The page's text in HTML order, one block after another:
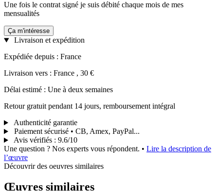
Une fois le contrat signé je suis débité chaque mois de mes
mensualités
Ça m'intéresse
Livraison et expédition
Expédiée depuis : France
Livraison vers : France , 30 €
Délai estimé : Une à deux semaines
Retour gratuit pendant 14 jours, remboursement intégral
Authenticité garantie
Paiement sécurisé • CB, Amex, PayPal...
Avis vérifiés : 9.6/10
Une question ? Nos experts vous répondent. • Lire la description de
l’œuvre
Découvrir des oeuvres similaires
Œuvres similaires